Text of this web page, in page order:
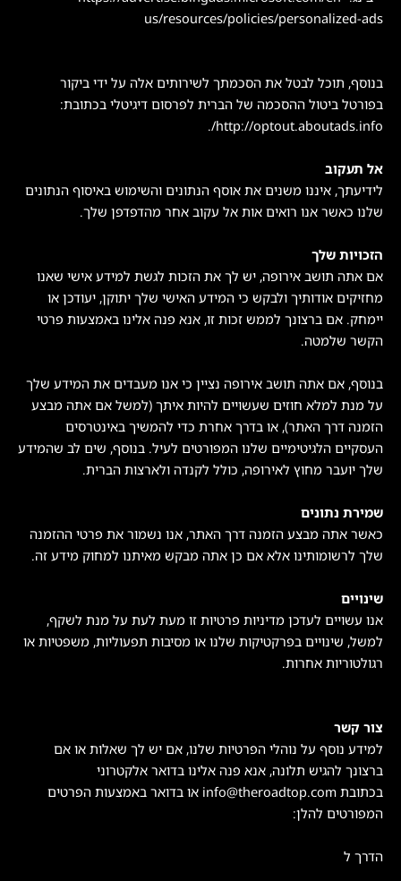
us/resources/policies/personalized-ads
בנוסף, תוכל לבטל את הסכמתך לשירותים אלה על ידי ביקור
בפורטל ביטול ההסכמה של הברית לפרסום דיגיטלי בכתובת:
http://optout.aboutads.info/.
אל תעקוב
לידיעתך, איננו משנים את אוסף הנתונים והשימוש באיסוף הנתונים
שלנו כאשר אנו רואים אות אל עקוב אחר מהדפדפן שלך.
הזכויות שלך
אם אתה תושב אירופה, יש לך את הזכות לגשת למידע אישי שאנו
מחזיקים אודותיך ולבקש כי המידע האישי שלך יתוקן, יעודכן או
יימחק. אם ברצונך לממש זכות זו, אנא פנה אלינו באמצעות פרטי
הקשר שלמטה.
בנוסף, אם אתה תושב אירופה נציין כי אנו מעבדים את המידע שלך
על מנת למלא חוזים שעשויים להיות איתך (למשל אם אתה מבצע
הזמנה דרך האתר), או בדרך אחרת כדי להמשיך באינטרסים
העסקיים הלגיטימיים שלנו המפורטים לעיל. בנוסף, שים לב שהמידע
שלך יועבר מחוץ לאירופה, כולל לקנדה ולארצות הברית.
שמירת נתונים
כאשר אתה מבצע הזמנה דרך האתר, אנו נשמור את פרטי ההזמנה
שלך לרשומותינו אלא אם כן אתה מבקש מאיתנו למחוק מידע זה.
שינויים
אנו עשויים לעדכן מדיניות פרטיות זו מעת לעת על מנת לשקף,
למשל, שינויים בפרקטיקות שלנו או מסיבות תפעוליות, משפטיות או
רגולטוריות אחרות.
צור קשר
למידע נוסף על נוהלי הפרטיות שלנו, אם יש לך שאלות או אם
ברצונך להגיש תלונה, אנא פנה אלינו בדואר אלקטרוני
בכתובת info@theroadtop.com או בדואר באמצעות הפרטים
המפורטים להלן:
הדרך ל